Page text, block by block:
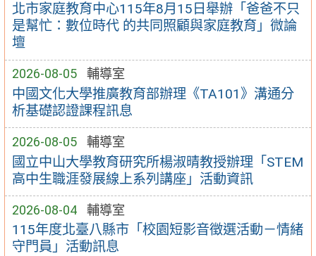
北市家庭教育中心115年8月15日舉辦「爸爸不只
是幫忙：數位時代 的共同照顧與家庭教育」微論
壇
2026-08-05 輔導室
中國文化大學推廣教育部辦理《TA101》溝通分
析基礎認證課程訊息
2026-08-05 輔導室
國立中山大學教育研究所楊淑晴教授辦理「STEM
高中生職涯發展線上系列講座」活動資訊
2026-08-04 輔導室
115年度北臺八縣市「校園短影音徵選活動－情緒
守門員」活動訊息